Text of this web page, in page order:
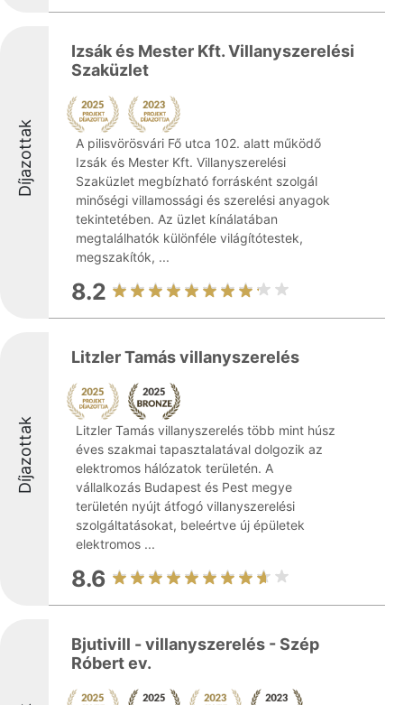
Díjazottak
Izsák és Mester Kft. Villanyszerelési
Szaküzlet
A pilisvörösvári Fő utca 102. alatt működő
Izsák és Mester Kft. Villanyszerelési
Szaküzlet megbízható forrásként szolgál
minőségi villamossági és szerelési anyagok
tekintetében. Az üzlet kínálatában
megtalálhatók különféle világítótestek,
megszakítók, ...
8.2
Díjazottak
Litzler Tamás villanyszerelés
Litzler Tamás villanyszerelés több mint húsz
éves szakmai tapasztalatával dolgozik az
elektromos hálózatok területén. A
vállalkozás Budapest és Pest megye
területén nyújt átfogó villanyszerelési
szolgáltatásokat, beleértve új épületek
elektromos ...
8.6
Bjutivill - villanyszerelés - Szép
Róbert ev.